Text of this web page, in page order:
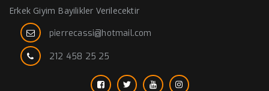
Erkek Giyim Bayilikler Verilecektir
pierrecassi@hotmail.com
212 458 25 25